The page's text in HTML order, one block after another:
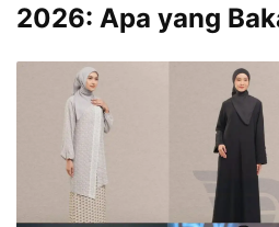
2026: Apa yang